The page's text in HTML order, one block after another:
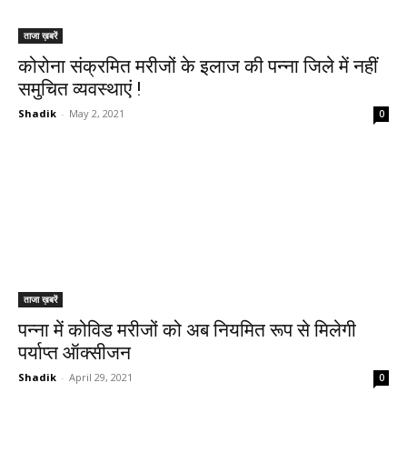
ताजा ख़बरें
कोरोना संक्रमित मरीजों के इलाज की पन्ना जिले में नहीं
समुचित व्यवस्थाएं !
Shadik - May 2, 2021 0
ताजा ख़बरें
पन्ना में कोविड मरीजों को अब नियमित रूप से मिलेगी
पर्याप्त ऑक्सीजन
Shadik - April 29, 2021 0